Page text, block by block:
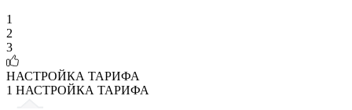
1
2
3
НАСТРОЙКА ТАРИФА
1 НАСТРОЙКА ТАРИФА